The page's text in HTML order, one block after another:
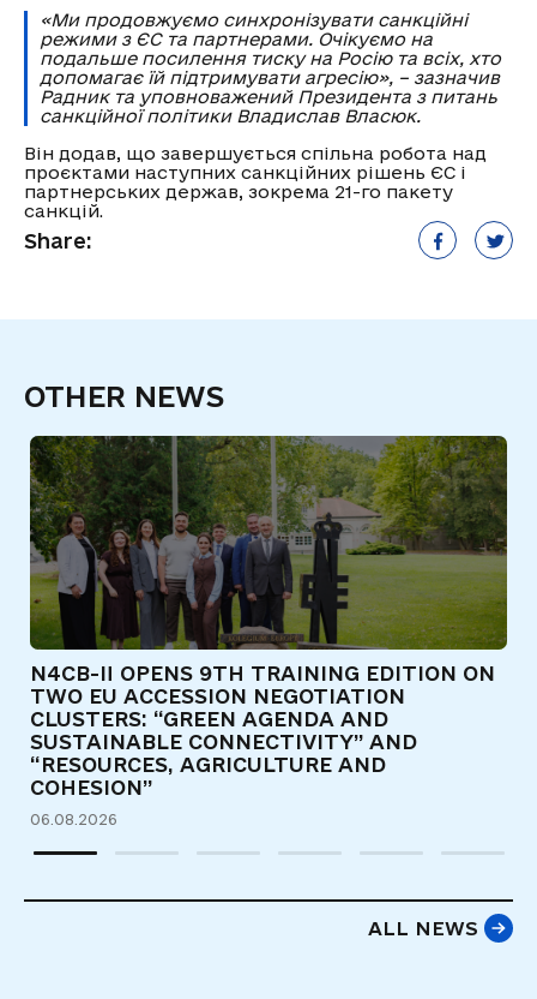
Share:
«Ми продовжуємо синхронізувати санкційні
режими з ЄС та партнерами. Очікуємо на
подальше посилення тиску на Росію та всіх, хто
допомагає їй підтримувати агресію», – зазначив
Радник та уповноважений Президента з питань
санкційної політики Владислав Власюк.
Він додав, що завершується спільна робота над
проєктами наступних санкційних рішень ЄС і
партнерських держав, зокрема 21-го пакету
санкцій.
OTHER NEWS
N4CB-II OPENS 9TH TRAINING EDITION ON
TWO EU ACCESSION NEGOTIATION
CLUSTERS: “GREEN AGENDA AND
SUSTAINABLE CONNECTIVITY” AND
“RESOURCES, AGRICULTURE AND
COHESION”
06.08.2026
ALL NEWS